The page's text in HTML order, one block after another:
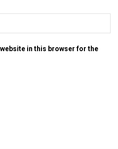
in this browser for the